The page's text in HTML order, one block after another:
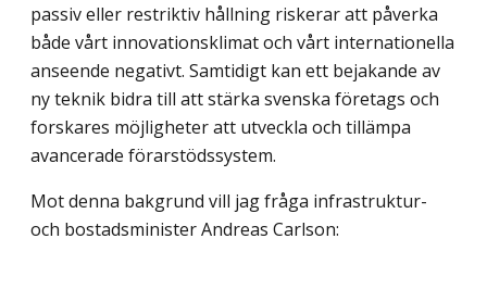
passiv eller restriktiv hållning riskerar att påverka
både vårt innovationsklimat och vårt internationella
anseende negativt. Samtidigt kan ett bejakande av
ny teknik bidra till att stärka svenska företags och
forskares möjligheter att utveckla och tillämpa
avancerade förarstödssystem.
Mot denna bakgrund vill jag fråga infrastruktur-
och bostadsminister Andreas Carlson: